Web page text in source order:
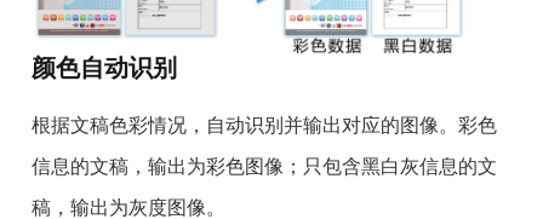
颜色自动识别
根据文稿色彩情况，自动识别并输出对应的图像。彩色
信息的文稿，输出为彩色图像；只包含黑白灰信息的文
稿，输出为灰度图像。